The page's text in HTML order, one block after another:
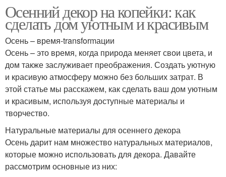
Осенний декор на копейки: как
сделать дом уютным и красивым
Осень – время-transformации
Осень – это время, когда природа меняет свои цвета, и
дом также заслуживает преображения. Создать уютную
и красивую атмосферу можно без больших затрат. В
этой статье мы расскажем, как сделать ваш дом уютным
и красивым, используя доступные материалы и
творчество.
Натуральные материалы для осеннего декора
Осень дарит нам множество натуральных материалов,
которые можно использовать для декора. Давайте
рассмотрим основные из них: